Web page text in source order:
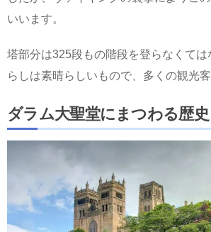
いいます。
塔部分は325段もの階段を登らなくて
らしは素晴らしいもので、多くの観光客
ダラム大聖堂にまつわる歴史